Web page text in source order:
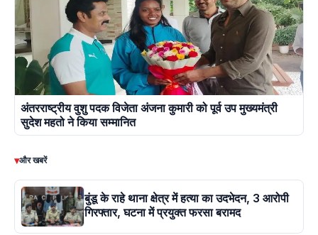
अंतरराष्ट्रीय वुशु पदक विजेता अंजना कुमारी को पूर्व उप मुख्यमंत्री
सुदेश महतो ने किया सम्मानित
▾और खबरें
बुंडू के राहे थाना क्षेत्र में हत्या का उदभेदन, 3 आरोपी
गिरफ्तार, घटना में प्रयुक्त फरसा बरामद